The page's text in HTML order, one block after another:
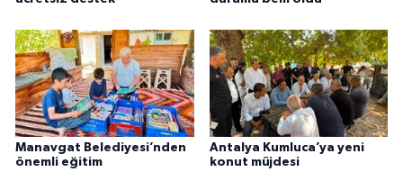
Manavgat Belediyesi’nden
önemli eğitim
Antalya Kumluca’ya yeni
konut müjdesi